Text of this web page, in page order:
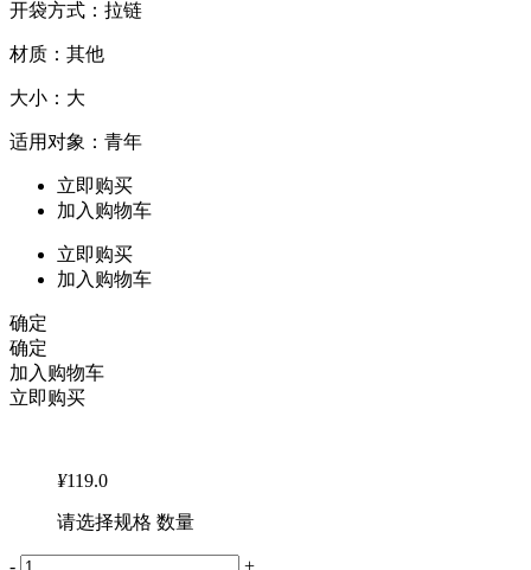
开袋方式：拉链
材质：其他
大小：大
适用对象：青年
立即购买
加入购物车
立即购买
加入购物车
确定
确定
加入购物车
立即购买
¥119.0
请选择规格 数量
-
+